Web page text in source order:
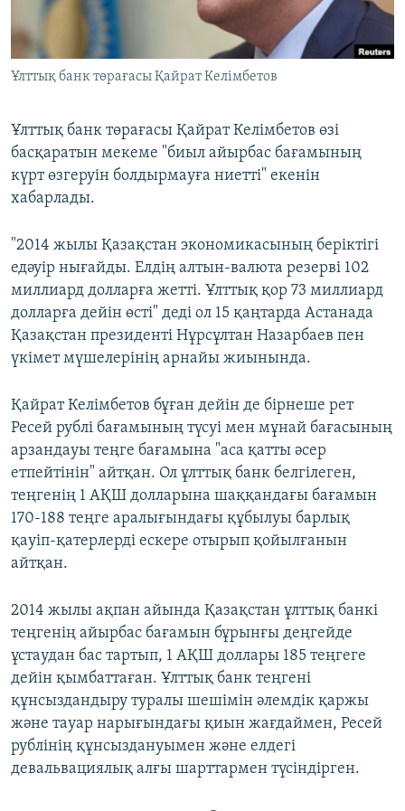
ЖАЗЫЛЫҢЫЗ
Ұлттық банк төрағасы Қайрат Келімбетов
Ұлттық банк төрағасы Қайрат Келімбетов өзі
басқаратын мекеме "биыл айырбас бағамының
күрт өзгеруін болдырмауға ниетті" екенін
хабарлады.
"2014 жылы Қазақстан экономикасының беріктігі
едәуір нығайды. Елдің алтын-валюта резерві 102
миллиард долларға жетті. Ұлттық қор 73 миллиард
долларға дейін өсті" деді ол 15 қаңтарда Астанада
Қазақстан президенті Нұрсұлтан Назарбаев пен
үкімет мүшелерінің арнайы жиынында.
​Қайрат Келімбетов бұған дейін де бірнеше рет
Ресей рублі бағамының түсуі мен мұнай бағасының
арзандауы теңге бағамына "аса қатты әсер
етпейтінін" айтқан. Ол ұлттық банк белгілеген,
теңгенің 1 АҚШ долларына шаққандағы бағамын
170-188 теңге аралығындағы құбылуы барлық
қауіп-қатерлерді ескере отырып қойылғанын
айтқан.
2014 жылы ақпан айында Қазақстан ұлттық банкі
теңгенің айырбас бағамын бұрынғы деңгейде
ұстаудан бас тартып, 1 АҚШ доллары 185 теңгеге
дейін қымбаттаған. Ұлттық банк теңгені
құнсыздандыру туралы шешімін әлемдік қаржы
және тауар нарығындағы қиын жағдаймен, Ресей
рублінің құнсыздануымен және елдегі
девальвациялық алғы шарттармен түсіндірген.